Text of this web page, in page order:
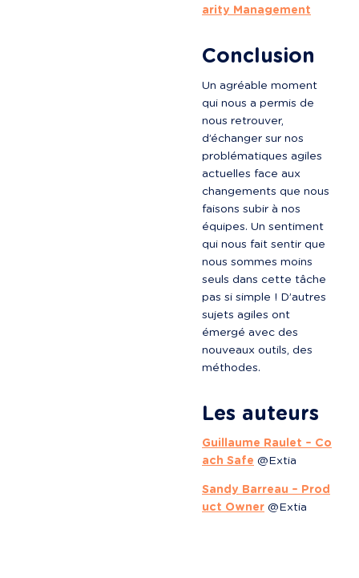
arity Management
Conclusion
Un agréable moment
qui nous a permis de
nous retrouver,
d’échanger sur nos
problématiques agiles
actuelles face aux
changements que nous
faisons subir à nos
équipes. Un sentiment
qui nous fait sentir que
nous sommes moins
seuls dans cette tâche
pas si simple ! D’autres
sujets agiles ont
émergé avec des
nouveaux outils, des
méthodes.
Les auteurs
Guillaume Raulet – Co
ach Safe @Extia
Sandy Barreau – Prod
uct Owner @Extia